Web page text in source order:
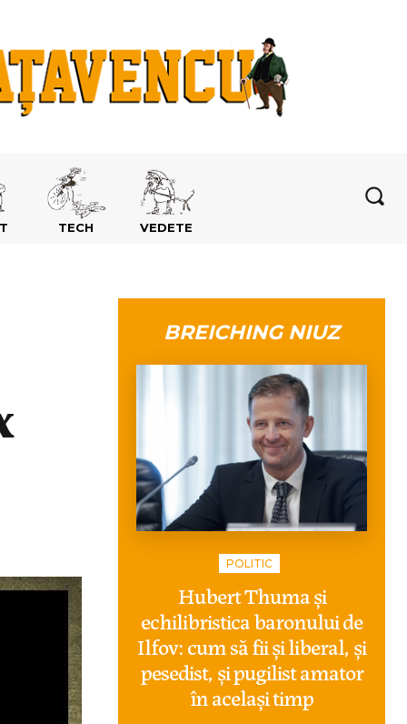
TECH VEDETE
BREICHING NIUZ
POLITIC
Hubert Thuma și
echilibristica baronului de
Ilfov: cum să fii și liberal, și
pesedist, și pugilist amator
în același timp